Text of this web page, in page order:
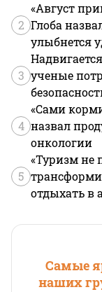
2
«Август
Глоба
улыбнется
3 ученые
4
«Сами
назвал
онкологии
5
«Туризм не
отдыхать в
Самые
наших